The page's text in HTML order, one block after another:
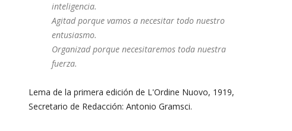
inteligencia.
Agitad porque vamos a necesitar todo nuestro
entusiasmo.
Organizad porque necesitaremos toda nuestra
fuerza.
Lema de la primera edición de L'Ordine Nuovo, 1919,
Secretario de Redacción: Antonio Gramsci.